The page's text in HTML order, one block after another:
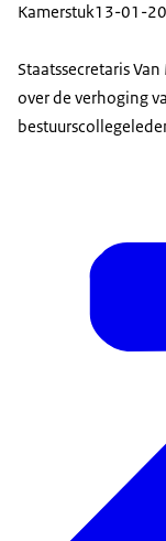
Kamerstuk13-01-
Staatssecretaris
over de verhoging